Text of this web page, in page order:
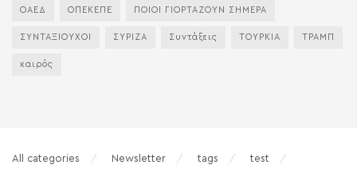
ΟΑΕΔ ΟΠΕΚΕΠΕ ΠΟΙΟΙ ΓΙΟΡΤΑΖΟΥΝ ΣΗΜΕΡΑ
ΣΥΝΤΑΞΙΟΥΧΟΙ ΣΥΡΙΖΑ Συντάξεις ΤΟΥΡΚΙΑ ΤΡΑΜΠ
καιρός
All categories Newsletter tags test